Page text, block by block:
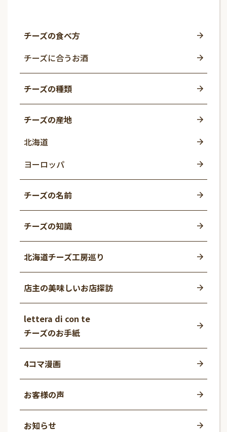
チーズの食べ方
チーズに合うお酒
チーズの種類
チーズの産地
北海道
ヨーロッパ
チーズの名前
チーズの知識
北海道チーズ工房巡り
店主の美味しいお店探訪
lettera di con te
チーズのお手紙
4コマ漫画
お客様の声
お知らせ